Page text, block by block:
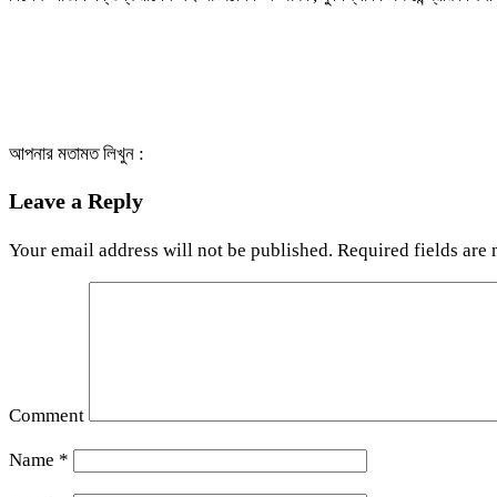
আপনার মতামত লিখুন :
Leave a Reply
Your email address will not be published. Required fields are
Comment
Name *